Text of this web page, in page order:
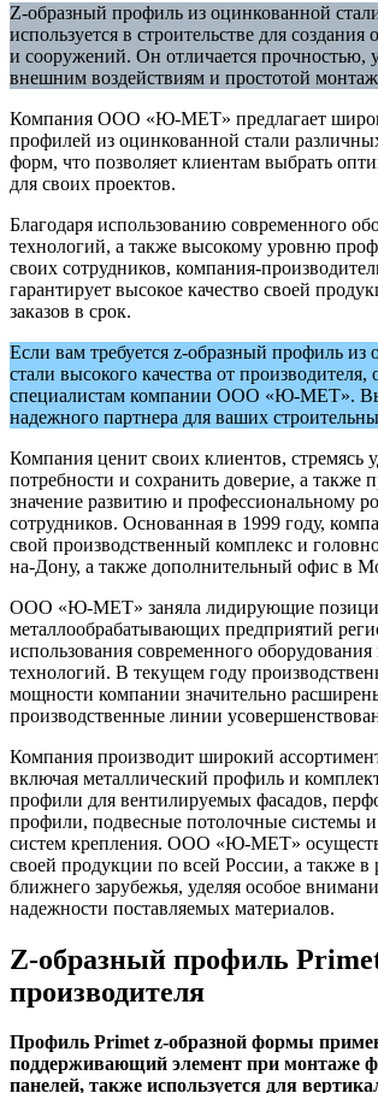
Z-образный профиль из оцинкованной
используется в строительстве для
и сооружений. Он отличается прочностью,
внешним воздействиям и простотой
Компания ООО «Ю-МЕТ» предлагает
профилей из оцинкованной стали
форм, что позволяет клиентам выбрать
для своих проектов.
Благодаря использованию современного
технологий, а также высокому уровню
своих сотрудников, компания-
гарантирует высокое качество своей
заказов в срок.
Если вам требуется z-образный профиль из
стали высокого качества от производителя,
специалистам компании ООО «Ю-МЕТ».
надежного партнера для ваших
Компания ценит своих клиентов, стремясь
потребности и сохранить доверие, а также
значение развитию и профессиональному
сотрудников. Основанная в 1999 году,
свой производственный комплекс и
на-Дону, а также дополнительный офис в
ООО «Ю-МЕТ» заняла лидирующие
металлообрабатывающих предприятий
использования современного
технологий. В текущем году
мощности компании значительно
производственные линии
Компания производит широкий
включая металлический профиль и
профили для вентилируемых фасадов,
профили, подвесные потолочные системы
систем крепления. ООО «Ю-МЕТ»
своей продукции по всей России, а также в
ближнего зарубежья, уделяя особое
надежности поставляемых материалов.
Z-образный профиль
производителя
Профиль Primet z-образной формы
поддерживающий элемент при монтаже
панелей, также используется для